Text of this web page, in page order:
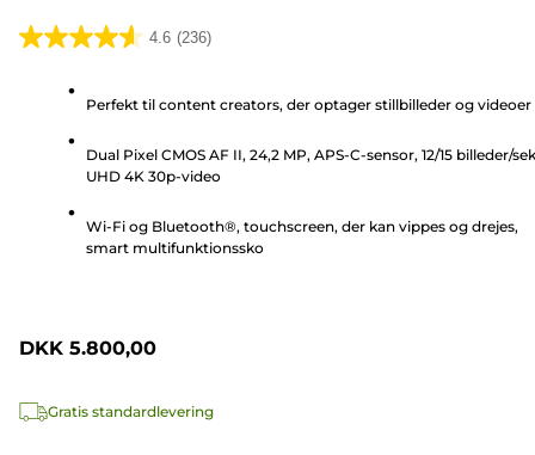
4.6 (236)
4.6
stjerner.
anmeldelser
Perfekt til content creators, der optager stillbilleder og videoer
Dual Pixel CMOS AF II, 24,2 MP, APS-C-sensor, 12/15 billeder/
UHD 4K 30p-video
Wi-Fi og Bluetooth®, touchscreen, der kan vippes og drejes,
smart multifunktionssko
DKK 5.800,00
Gratis standardlevering